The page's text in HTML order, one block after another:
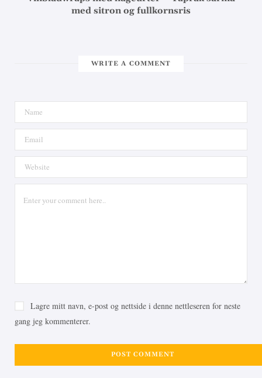
med sitron og fullkornsris
WRITE A COMMENT
Lagre mitt navn, e-post og nettside i denne nettleseren for neste
gang jeg kommenterer.